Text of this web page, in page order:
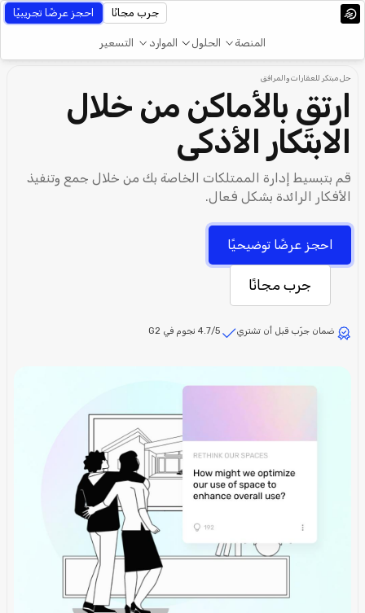
المنصة الحلول الموارد التسعير
جرب مجانًا احجز عرضًا تجريبيًا
حل مبتكر للعقارات والمرافق
ارتقِ بالأماكن من خلال
الابتكار الأذكى
قم بتبسيط إدارة الممتلكات الخاصة بك من خلال جمع وتنفيذ
الأفكار الرائدة بشكل فعال.
احجز عرضًا توضيحيًا
جرب مجانًا
ضمان جرّب قبل أن تشتري 4.7/5 نجوم في G2